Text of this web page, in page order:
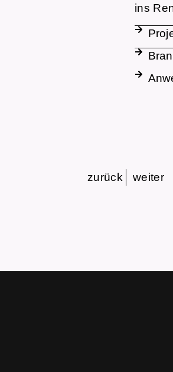
ins
zurück weiter